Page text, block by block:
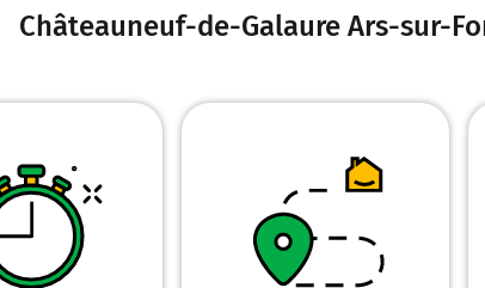
kilomètres
GENÈVE
Boulevard Pierre Semard
Boulevard Laurent Bonnevay
Châteauneuf-de-Galaure Ars-sur-